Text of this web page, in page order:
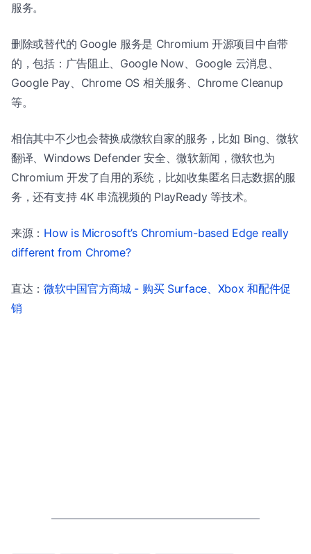
服务。
删除或替代的 Google 服务是 Chromium 开源项目中自带
的，包括：广告阻止、Google Now、Google 云消息、
Google Pay、Chrome OS 相关服务、Chrome Cleanup
等。
相信其中不少也会替换成微软自家的服务，比如 Bing、微软
翻译、Windows Defender 安全、微软新闻，微软也为
Chromium 开发了自用的系统，比如收集匿名日志数据的服
务，还有支持 4K 串流视频的 PlayReady 等技术。
来源： How is Microsoft’s Chromium-based Edge really
different from Chrome?
直达：微软中国官方商城 - 购买 Surface、Xbox 和配件促
销